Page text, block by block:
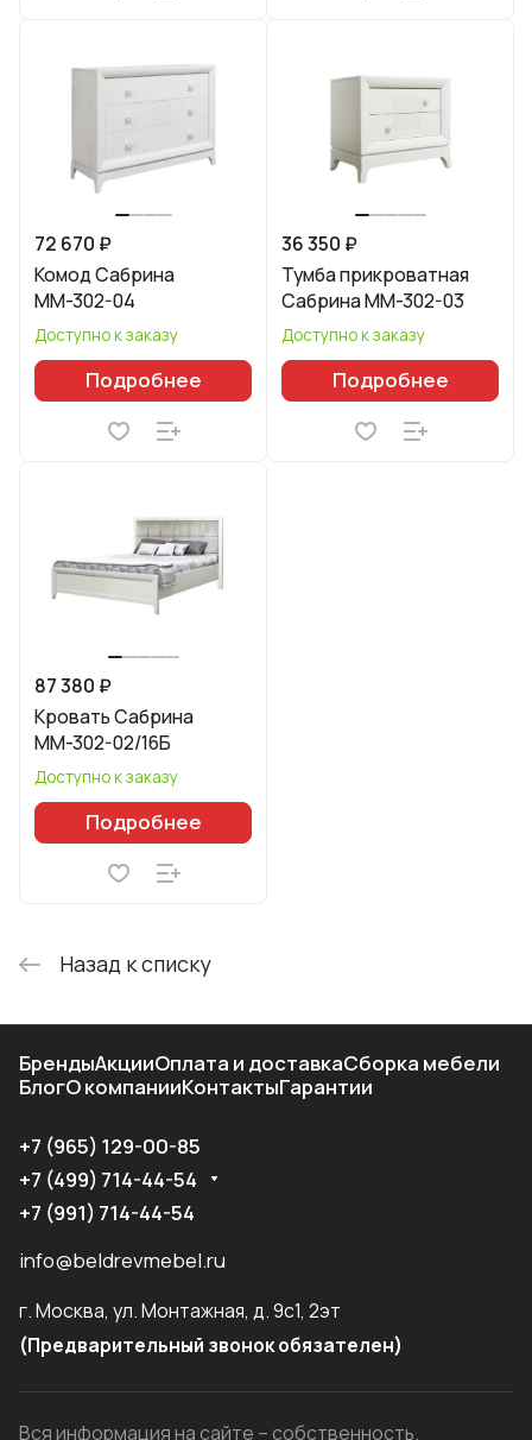
72 670 ₽
Комод Сабрина
ММ-302-04
Доступно к заказу
Подробнее
36 350 ₽
Тумба прикроватная
Сабрина ММ-302-03
Доступно к заказу
Подробнее
87 380 ₽
Кровать Сабрина
ММ-302-02/16Б
Доступно к заказу
Подробнее
Назад к списку
БрендыАкцииОплата и доставкаСборка мебели
БлогО компанииКонтактыГарантии
+7 (965) 129-00-85
+7 (499) 714-44-54
+7 (991) 714-44-54
info@beldrevmebel.ru
г. Москва, ул. Монтажная, д. 9с1, 2эт
(Предварительный звонок обязателен)
Вся информация на сайте – собственность.